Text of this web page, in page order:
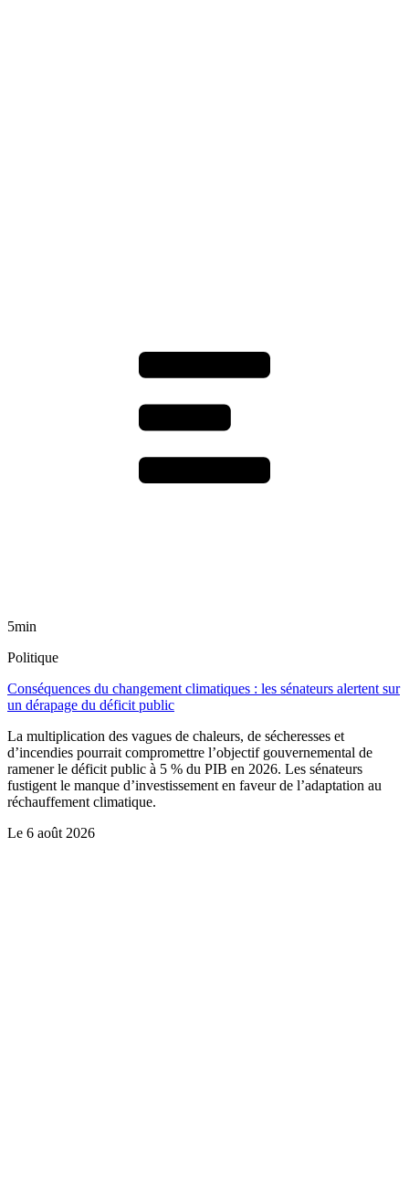
5min
Politique
Conséquences du changement climatiques : les sénateurs alertent sur
un dérapage du déficit public
La multiplication des vagues de chaleurs, de sécheresses et
d’incendies pourrait compromettre l’objectif gouvernemental de
ramener le déficit public à 5 % du PIB en 2026. Les sénateurs
fustigent le manque d’investissement en faveur de l’adaptation au
réchauffement climatique.
Le 6 août 2026